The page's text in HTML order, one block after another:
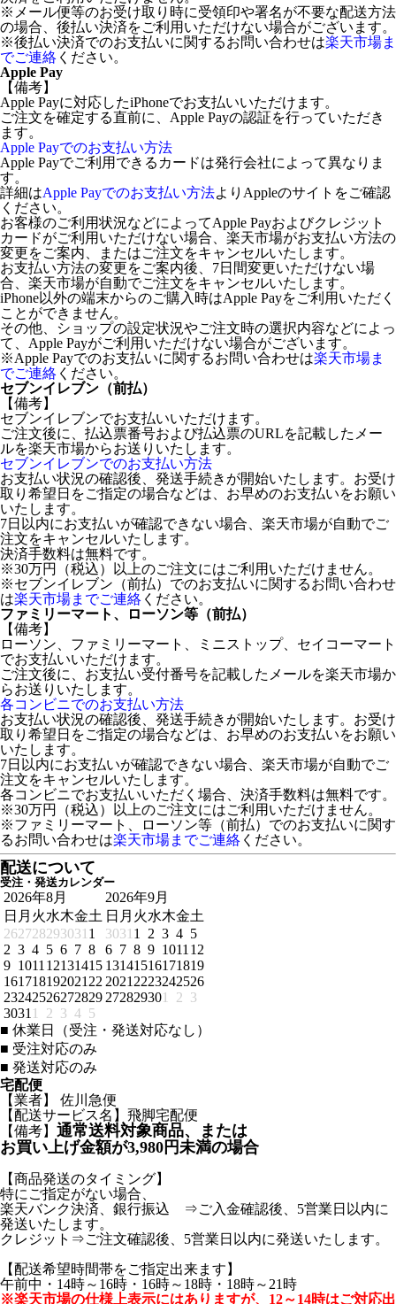
※メール便等のお受け取り時に受領印や署名が不要な配送方法
の場合、後払い決済をご利用いただけない場合がございます。
※後払い決済でのお支払いに関するお問い合わせは楽天市場ま
でご連絡 ください。
Apple Pay
【備考】
Apple Payに対応したiPhoneでお支払いいただけます。
ご注文を確定する直前に、Apple Payの認証を行っていただき
ます。
Apple Payでのお支払い方法
Apple Payでご利用できるカードは発行会社によって異なりま
す。
詳細はApple Payでのお支払い方法よりAppleのサイトをご確認
ください。
お客様のご利用状況などによってApple Payおよびクレジット
カードがご利用いただけない場合、楽天市場がお支払い方法の
変更をご案内、またはご注文をキャンセルいたします。
お支払い方法の変更をご案内後、7日間変更いただけない場
合、楽天市場が自動でご注文をキャンセルいたします。
iPhone以外の端末からのご購入時はApple Payをご利用いただく
ことができません。
その他、ショップの設定状況やご注文時の選択内容などによっ
て、Apple Payがご利用いただけない場合がございます。
※Apple Payでのお支払いに関するお問い合わせは楽天市場ま
でご連絡 ください。
セブンイレブン（前払）
【備考】
セブンイレブンでお支払いいただけます。
ご注文後に、払込票番号および払込票のURLを記載したメー
ルを楽天市場からお送りいたします。
セブンイレブンでのお支払い方法
お支払い状況の確認後、発送手続きが開始いたします。お受け
取り希望日をご指定の場合などは、お早めのお支払いをお願い
いたします。
7日以内にお支払いが確認できない場合、楽天市場が自動でご
注文をキャンセルいたします。
決済手数料は無料です。
※30万円（税込）以上のご注文にはご利用いただけません。
※セブンイレブン（前払）でのお支払いに関するお問い合わせ
は楽天市場までご連絡 ください。
ファミリーマート、ローソン等（前払）
【備考】
ローソン、ファミリーマート、ミニストップ、セイコーマート
でお支払いいただけます。
ご注文後に、お支払い受付番号を記載したメールを楽天市場か
らお送りいたします。
各コンビニでのお支払い方法
お支払い状況の確認後、発送手続きが開始いたします。お受け
取り希望日をご指定の場合などは、お早めのお支払いをお願い
いたします。
7日以内にお支払いが確認できない場合、楽天市場が自動でご
注文をキャンセルいたします。
各コンビニでお支払いいただく場合、決済手数料は無料です。
※30万円（税込）以上のご注文にはご利用いただけません。
※ファミリーマート、ローソン等（前払）でのお支払いに関す
るお問い合わせは楽天市場までご連絡 ください。
配送について
受注・発送カレンダー
2026年8月
日 月 火水木金土
262728293031 1
2 3 4 5 6 7 8
9 1011 12131415
161718192021 22
23242526272829
3031 1 2 3 4 5
2026年9月
日 月 火水木金土
3031 1 2 3 4 5
6 7 8 9 1011 12
13141516171819
2021 2223242526
272829301 2 3
■ 休業日（受注・発送対応なし）
■ 受注対応のみ
■ 発送対応のみ
宅配便
【業者】 佐川急便
【配送サービス名】飛脚宅配便
【備考】 通常送料対象商品、または
お買い上げ金額が3,980円未満の場合
【商品発送のタイミング】
特にご指定がない場合、
楽天バンク決済、銀行振込 ⇒ご入金確認後、5営業日以内に
発送いたします。
クレジット⇒ご注文確認後、5営業日以内に発送いたします。
【配送希望時間帯をご指定出来ます】
午前中・14時～16時・16時～18時・18時～21時
※楽天市場の仕様上表示にはありますが、12～14時はご対応出